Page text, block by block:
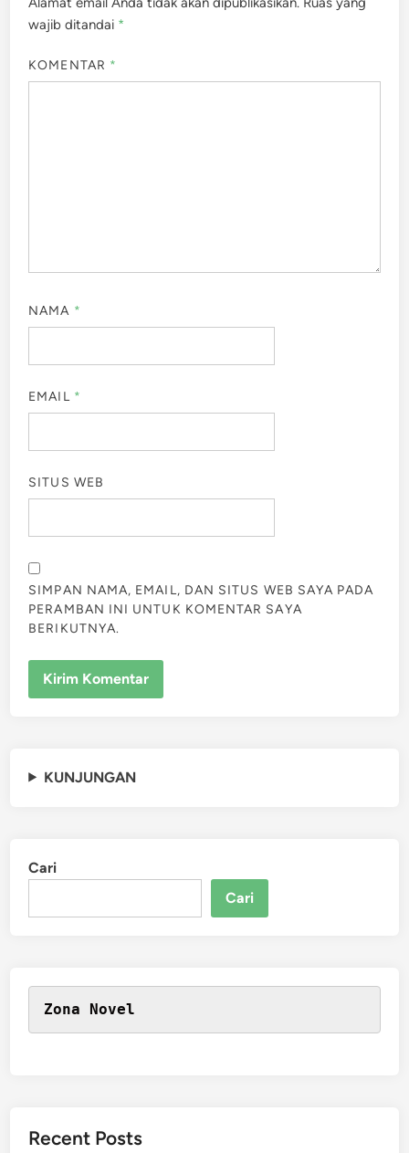
wajib ditandai *
KOMENTAR *
NAMA *
EMAIL *
SITUS WEB
SIMPAN NAMA, EMAIL, DAN SITUS WEB SAYA PADA
PERAMBAN INI UNTUK KOMENTAR SAYA
BERIKUTNYA.
KUNJUNGAN
Cari
Cari
Zona Novel
Recent Posts